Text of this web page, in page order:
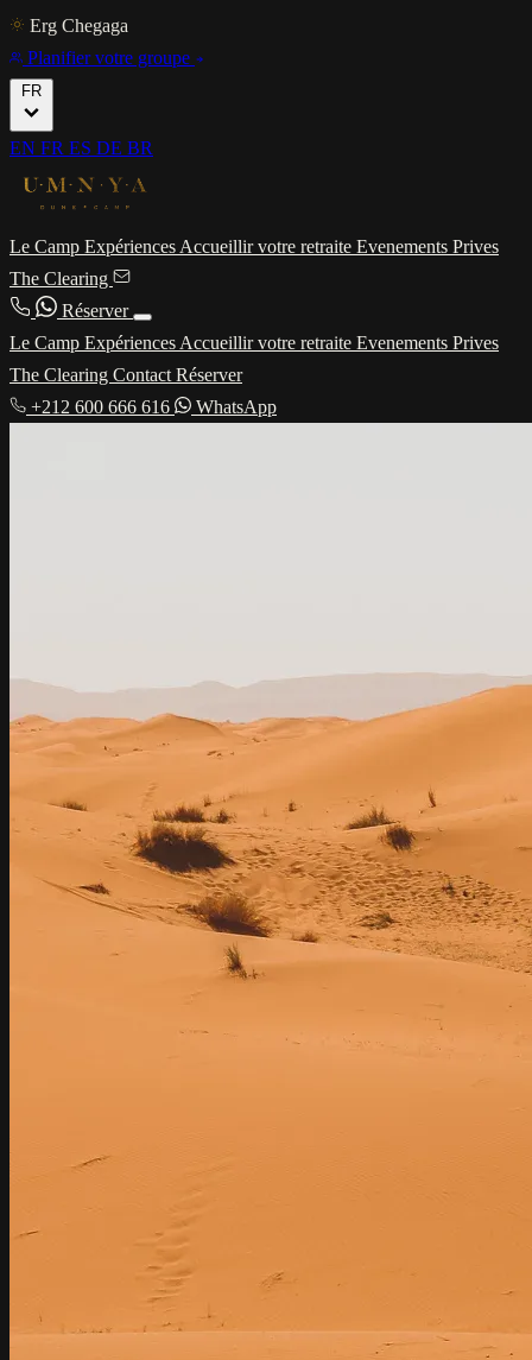
Erg Chegaga
Planifier votre groupe
FR
EN FR ES DE BR
Le Camp Expériences Accueillir votre retraite Evenements Prives
The Clearing
Réserver
Le Camp Expériences Accueillir votre retraite Evenements Prives
The Clearing Contact Réserver
+212 600 666 616
WhatsApp